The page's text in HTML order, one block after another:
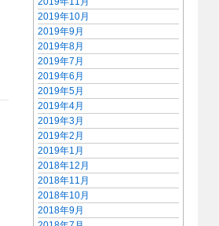
2019年10月
2019年9月
2019年8月
2019年7月
2019年6月
2019年5月
2019年4月
2019年3月
2019年2月
2019年1月
2018年12月
2018年11月
2018年10月
2018年9月